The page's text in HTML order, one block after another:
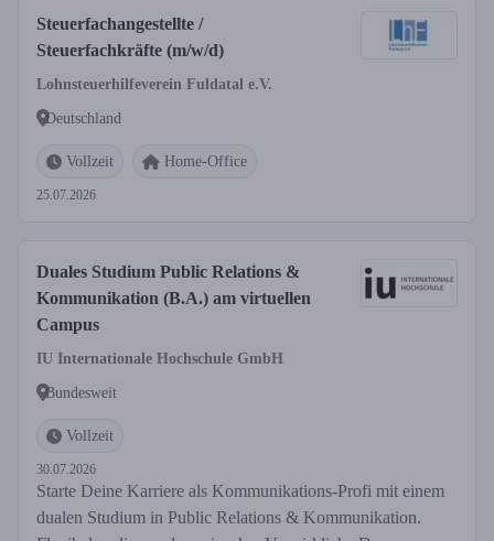
Steuerfachangestellte /
Steuerfachkräfte (m/w/d)
Lohnsteuerhilfeverein Fuldatal e.V.
Deutschland
Vollzeit Home-Office
25.07.2026
Duales Studium Public Relations &
Kommunikation (B.A.) am virtuellen
Campus
IU Internationale Hochschule GmbH
Bundesweit
Vollzeit
30.07.2026
Starte Deine Karriere als Kommunikations-Profi mit einem
dualen Studium in Public Relations & Kommunikation.